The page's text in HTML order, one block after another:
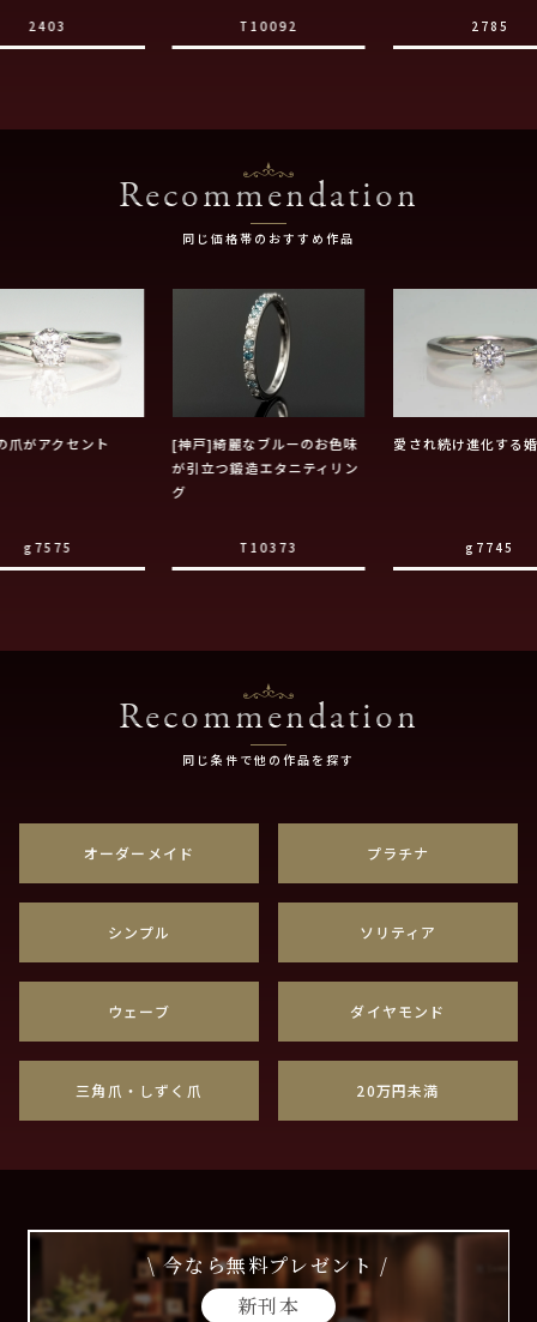
2403 T10092 2785
Recommendation
同じ価格帯のおすすめ作品
爪がアクセント
g7575
[神戸]綺麗なブルーのお色味
が引立つ鍛造エタニティリン
グ
T10373
愛され続け進化する
g7745
Recommendation
同じ条件で他の作品を探す
オーダーメイド プラチナ
シンプル ソリティア
ウェーブ ダイヤモンド
三角爪・しずく爪 20万円未満
\ 今なら無料プレゼント /
新刊本